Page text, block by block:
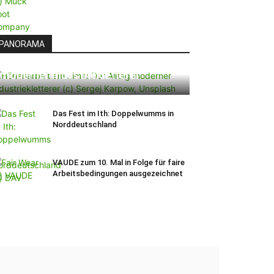
moderner Industriekletterer
Das Fest im Ith: Doppelwumms in
Norddeutschland
VAUDE zum 10. Mal in Folge für faire
Arbeitsbedingungen ausgezeichnet